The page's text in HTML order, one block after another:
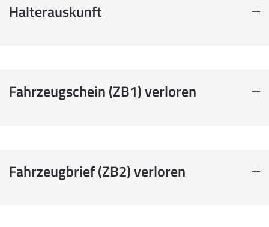
Halterauskunft
Fahrzeugschein (ZB1) verloren
Fahrzeugbrief (ZB2) verloren